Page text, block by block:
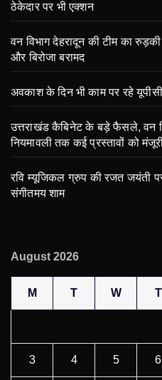
ठेकेदार पर भी एक्शन
वन विभाग देहरादून की टीम का रुड़की
और बिरोजा बरामद
अवकाश के दिन भी काम पर रहे
उत्तराखंड कैबिनेट के बड़े फैसले, वन
नियमावली तक कई प्रस्तावों को
रवि म्यूजिकल ग्रुप की रजत जयंती
संगीतमय शाम
August 2026
M T W T
3 4 5 6